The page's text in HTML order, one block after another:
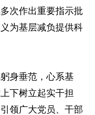
次作出重要指示批
为基层减负提供科
身垂范，心系基
下树立起实干担
领广大党员、干部